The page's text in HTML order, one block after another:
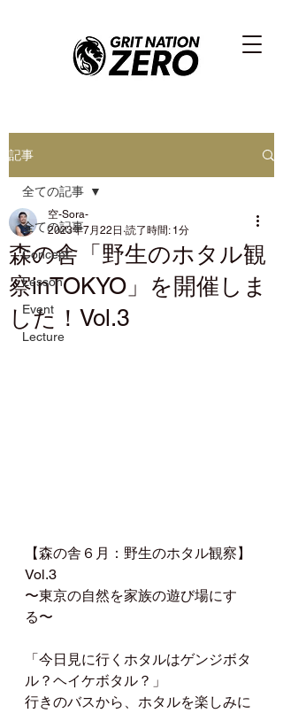
記事
全ての記事
Concept
Lesson
Event
Lecture
全ての記事
森の舎「野生のホタル観
察inTOKYO」を開催しま
した！Vol.3
空-Sora-
2023年7月22日 読了時間: 1分
【森の舎６月：野生のホタル観察】
Vol.3
〜東京の自然を家族の遊び場にす
る〜
「今日見に行くホタルはゲンジボタ
ル？ヘイケボタル？」
行きのバスから、ホタルを楽しみに